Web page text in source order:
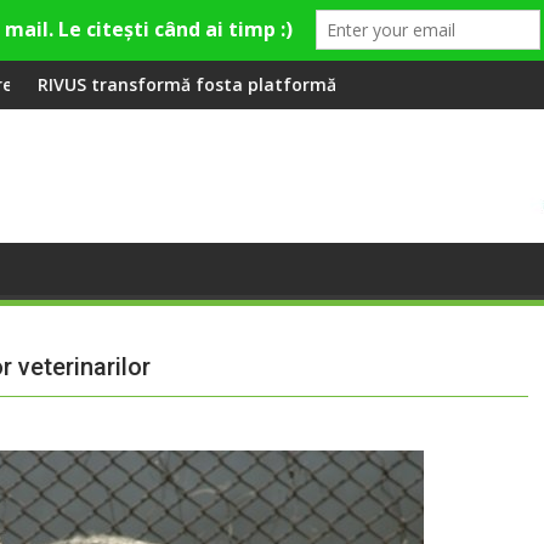
Fashion Village
platformă Carbochim într-un nou centru cultural și de
Când luna devine o întrebare
veterinarilor